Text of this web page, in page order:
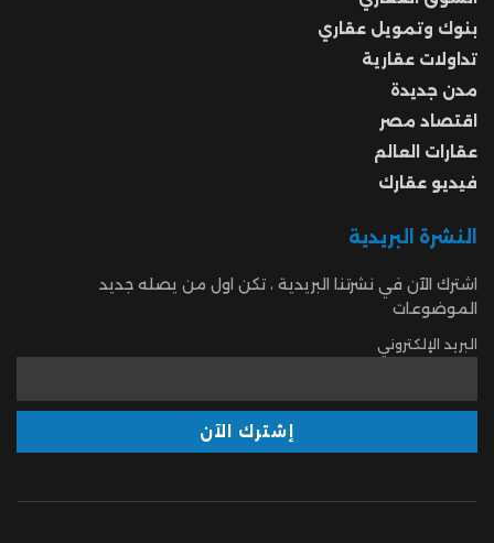
بنوك وتمويل عقاري
تداولات عقارية
مدن جديدة
اقتصاد مصر
عقارات العالم
فيديو عقارك
النشرة البريدية
اشترك الآن في نشرتنا البريدية ، تكن اول من يصله جديد
الموضوعات
البريد الإلكتروني